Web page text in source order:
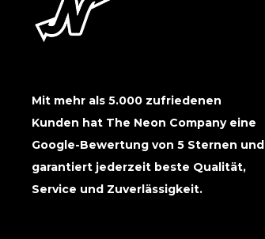
Mit mehr als 5.000 zufriedenen
Kunden hat The Neon Company eine
Google-Bewertung von 5 Sternen und
garantiert jederzeit beste Qualität,
Service und Zuverlässigkeit.